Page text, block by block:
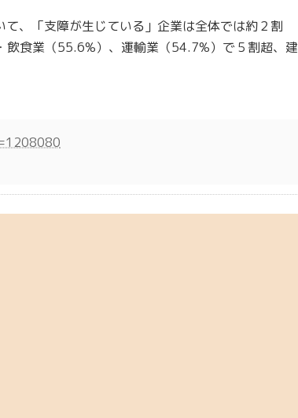
、「支障が生じている」企業は全体では約２割
飲食業（55.6%）、運輸業（54.7%）で５割超、建